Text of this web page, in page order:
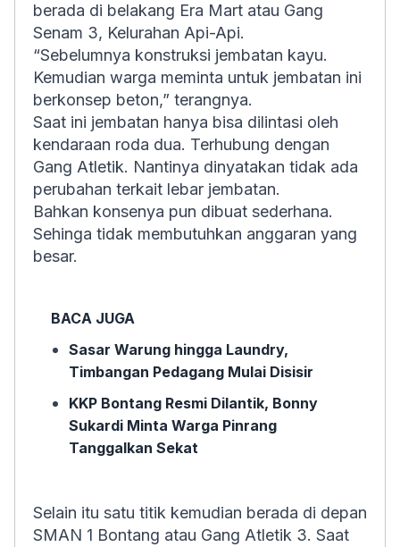
berada di belakang Era Mart atau Gang
Senam 3, Kelurahan Api-Api.
“Sebelumnya konstruksi jembatan kayu.
Kemudian warga meminta untuk jembatan ini
berkonsep beton,” terangnya.
Saat ini jembatan hanya bisa dilintasi oleh
kendaraan roda dua. Terhubung dengan
Gang Atletik. Nantinya dinyatakan tidak ada
perubahan terkait lebar jembatan.
Bahkan konsenya pun dibuat sederhana.
Sehinga tidak membutuhkan anggaran yang
besar.
BACA JUGA
Sasar Warung hingga Laundry,
Timbangan Pedagang Mulai Disisir
KKP Bontang Resmi Dilantik, Bonny
Sukardi Minta Warga Pinrang
Tanggalkan Sekat
Selain itu satu titik kemudian berada di depan
SMAN 1 Bontang atau Gang Atletik 3. Saat